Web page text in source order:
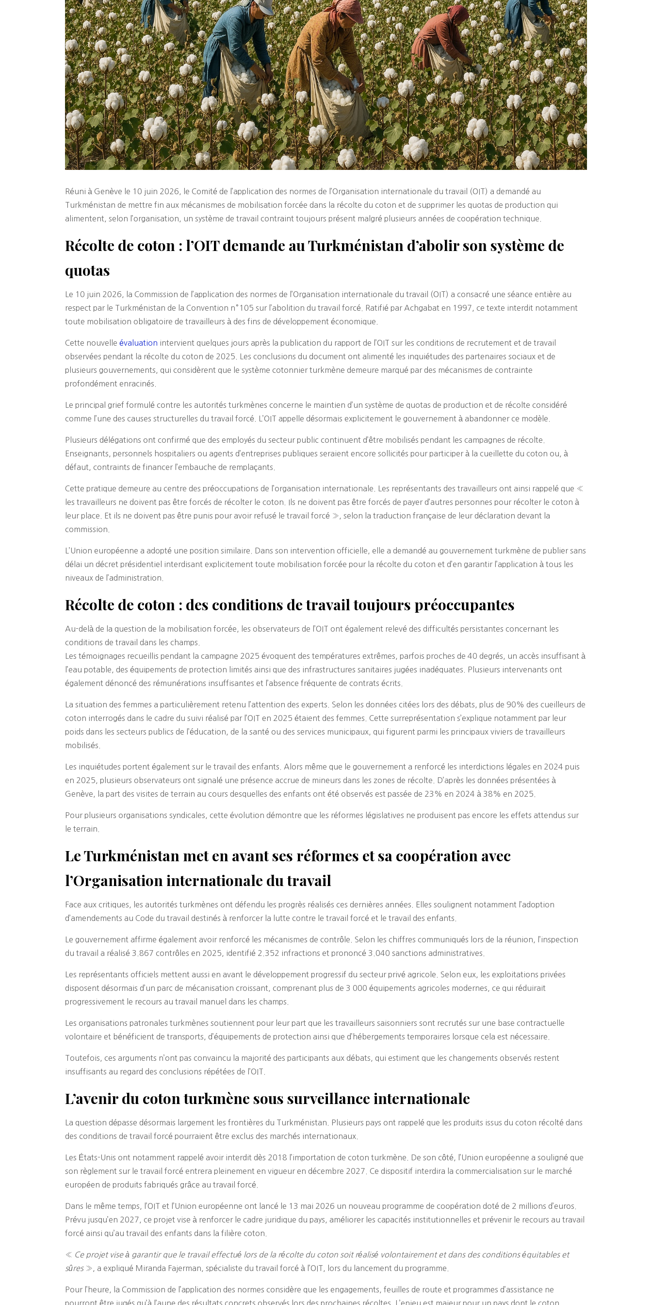
Réuni à Genève le 10 juin 2026, le Comité de l’application des normes de l’Organisation internationale du travail (OIT) a demandé au
Turkménistan de mettre fin aux mécanismes de mobilisation forcée dans la récolte du coton et de supprimer les quotas de production qui
alimentent, selon l’organisation, un système de travail contraint toujours présent malgré plusieurs années de coopération technique.
Récolte de coton : l’OIT demande au Turkménistan d’abolir son système de
quotas
Le 10 juin 2026, la Commission de l’application des normes de l’Organisation internationale du travail (OIT) a consacré une séance entière au
respect par le Turkménistan de la Convention n°105 sur l’abolition du travail forcé. Ratifié par Achgabat en 1997, ce texte interdit notamment
toute mobilisation obligatoire de travailleurs à des fins de développement économique.
Cette nouvelleévaluation intervient quelques jours après la publication du rapport de l’OIT sur les conditions de recrutement et de travail
observées pendant la récolte du coton de 2025. Les conclusions du document ont alimenté les inquiétudes des partenaires sociaux et de
plusieurs gouvernements, qui considèrent que le système cotonnier turkmène demeure marqué par des mécanismes de contrainte
profondément enracinés.
Le principal grief formulé contre les autorités turkmènes concerne le maintien d’un système de quotas de production et de récolte considéré
comme l’une des causes structurelles du travail forcé. L’OIT appelle désormais explicitement le gouvernement à abandonner ce modèle.
Plusieurs délégations ont confirmé que des employés du secteur public continuent d’être mobilisés pendant les campagnes de récolte.
Enseignants, personnels hospitaliers ou agents d’entreprises publiques seraient encore sollicités pour participer à la cueillette du coton ou, à
défaut, contraints de financer l’embauche de remplaçants.
Cette pratique demeure au centre des préoccupations de l’organisation internationale. Les représentants des travailleurs ont ainsi rappelé que «
les travailleurs ne doivent pas être forcés de récolter le coton. Ils ne doivent pas être forcés de payer d’autres personnes pour récolter le coton à
leur place. Et ils ne doivent pas être punis pour avoir refusé le travail forcé », selon la traduction française de leur déclaration devant la
commission.
L’Union européenne a adopté une position similaire. Dans son intervention officielle, elle a demandé au gouvernement turkmène de publier sans
délai un décret présidentiel interdisant explicitement toute mobilisation forcée pour la récolte du coton et d’en garantir l’application à tous les
niveaux de l’administration.
Récolte de coton : des conditions de travail toujours préoccupantes
Au-delà de la question de la mobilisation forcée, les observateurs de l’OIT ont également relevé des difficultés persistantes concernant les
conditions de travail dans les champs.
Les témoignages recueillis pendant la campagne 2025 évoquent des températures extrêmes, parfois proches de 40 degrés, un accès insuffisant à
l’eau potable, des équipements de protection limités ainsi que des infrastructures sanitaires jugées inadéquates. Plusieurs intervenants ont
également dénoncé des rémunérations insuffisantes et l’absence fréquente de contrats écrits.
La situation des femmes a particulièrement retenu l’attention des experts. Selon les données citées lors des débats, plus de 90% des cueilleurs de
coton interrogés dans le cadre du suivi réalisé par l’OIT en 2025 étaient des femmes. Cette surreprésentation s’explique notamment par leur
poids dans les secteurs publics de l’éducation, de la santé ou des services municipaux, qui figurent parmi les principaux viviers de travailleurs
mobilisés.
Les inquiétudes portent également sur le travail des enfants. Alors même que le gouvernement a renforcé les interdictions légales en 2024 puis
en 2025, plusieurs observateurs ont signalé une présence accrue de mineurs dans les zones de récolte. D’après les données présentées à
Genève, la part des visites de terrain au cours desquelles des enfants ont été observés est passée de 23% en 2024 à 38% en 2025.
Pour plusieurs organisations syndicales, cette évolution démontre que les réformes législatives ne produisent pas encore les effets attendus sur
le terrain.
Le Turkménistan met en avant ses réformes et sa coopération avec
l’Organisation internationale du travail
Face aux critiques, les autorités turkmènes ont défendu les progrès réalisés ces dernières années. Elles soulignent notamment l’adoption
d’amendements au Code du travail destinés à renforcer la lutte contre le travail forcé et le travail des enfants.
Le gouvernement affirme également avoir renforcé les mécanismes de contrôle. Selon les chiffres communiqués lors de la réunion, l’inspection
du travail a réalisé 3.867 contrôles en 2025, identifié 2.352 infractions et prononcé 3.040 sanctions administratives.
Les représentants officiels mettent aussi en avant le développement progressif du secteur privé agricole. Selon eux, les exploitations privées
disposent désormais d’un parc de mécanisation croissant, comprenant plus de 3 000 équipements agricoles modernes, ce qui réduirait
progressivement le recours au travail manuel dans les champs.
Les organisations patronales turkmènes soutiennent pour leur part que les travailleurs saisonniers sont recrutés sur une base contractuelle
volontaire et bénéficient de transports, d’équipements de protection ainsi que d’hébergements temporaires lorsque cela est nécessaire.
Toutefois, ces arguments n’ont pas convaincu la majorité des participants aux débats, qui estiment que les changements observés restent
insuffisants au regard des conclusions répétées de l’OIT.
L’avenir du coton turkmène sous surveillance internationale
La question dépasse désormais largement les frontières du Turkménistan. Plusieurs pays ont rappelé que les produits issus du coton récolté dans
des conditions de travail forcé pourraient être exclus des marchés internationaux.
Les États-Unis ont notamment rappelé avoir interdit dès 2018 l’importation de coton turkmène. De son côté, l’Union européenne a souligné que
son règlement sur le travail forcé entrera pleinement en vigueur en décembre 2027. Ce dispositif interdira la commercialisation sur le marché
européen de produits fabriqués grâce au travail forcé.
Dans le même temps, l’OIT et l’Union européenne ont lancé le 13 mai 2026 un nouveau programme de coopération doté de 2 millions d’euros.
Prévu jusqu’en 2027, ce projet vise à renforcer le cadre juridique du pays, améliorer les capacités institutionnelles et prévenir le recours au travail
forcé ainsi qu’au travail des enfants dans la filière coton.
« Ce projet vise à garantir que le travail effectué lors de la récolte du coton soit réalisé volontairement et dans des conditions équitables et
sûres», a expliqué Miranda Fajerman, spécialiste du travail forcé à l’OIT, lors du lancement du programme.
Pour l’heure, la Commission de l’application des normes considère que les engagements, feuilles de route et programmes d’assistance ne
pourront être jugés qu’à l’aune des résultats concrets observés lors des prochaines récoltes. L’enjeu est majeur pour un pays dont le coton